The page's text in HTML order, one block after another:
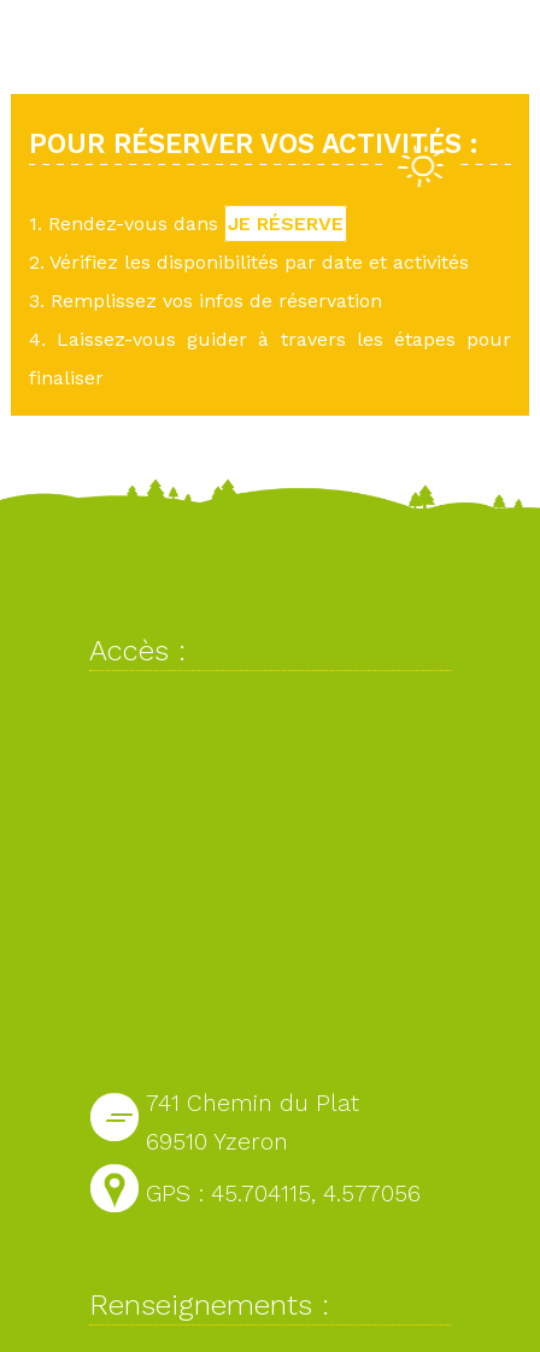
POUR RÉSERVER VOS ACTIVITÉS :
1. Rendez-vous dans JE RÉSERVE
2. Vérifiez les disponibilités par date et activités
3. Remplissez vos infos de réservation
4. Laissez-vous guider à travers les étapes pour
finaliser
Accès :
741 Chemin du Plat
69510 Yzeron
GPS : 45.704115, 4.577056
Renseignements :